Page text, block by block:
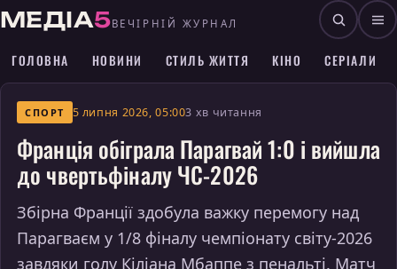
МЕДІА5ВЕЧІРНІЙ ЖУРНАЛ
ГОЛОВНА НОВИНИ СТИЛЬ ЖИТТЯ КІНО СЕРІАЛИ
СПОРТ 5 липня 2026, 05:003 хв читання
Франція обіграла Парагвай 1:0 і вийшла
до чвертьфіналу ЧС-2026
Збірна Франції здобула важку перемогу над
Парагваєм у 1/8 фіналу чемпіонату світу-2026
завдяки голу Кіліана Мбаппе з пенальті. Матч